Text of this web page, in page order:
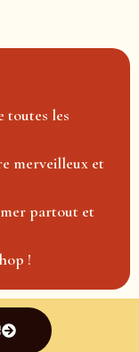
toutes les
merveilleux et
partout et
!